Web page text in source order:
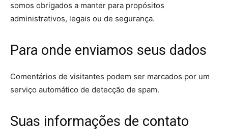
somos obrigados a manter para propósitos
administrativos, legais ou de segurança.
Para onde enviamos seus dados
Comentários de visitantes podem ser marcados por um
serviço automático de detecção de spam.
Suas informações de contato